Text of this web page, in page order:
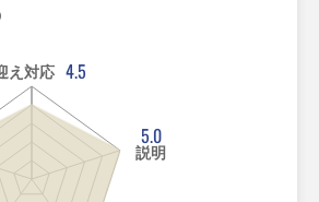
え対応 4.5
5.0
説明